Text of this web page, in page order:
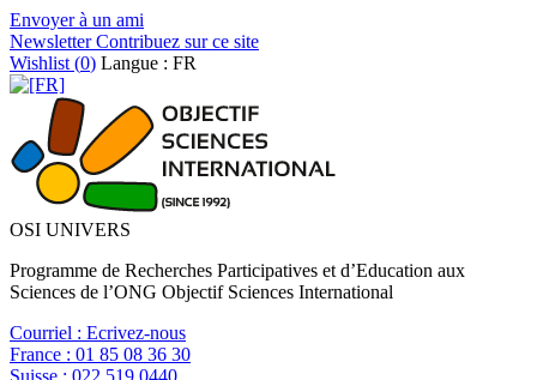
Envoyer à un ami
NewsletterContribuez sur ce site
Wishlist (0) Langue : FR
OSI UNIVERS
Programme de Recherches Participatives et d’Education aux
Sciences de l’ONG Objectif Sciences International
Courriel : Ecrivez-nous
France : 01 85 08 36 30
Suisse : 022 519 0440